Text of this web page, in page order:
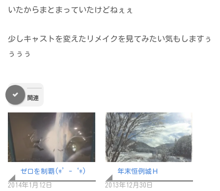
いたからまとまっていたけどねぇぇ
少しキャストを変えたリメイクを見てみたい気もしますぅ
ぅぅぅ
関連
ゼロを制覇(*’-‘*)
2014年1月12日
年末恒例城Ｈ
2013年12月30日